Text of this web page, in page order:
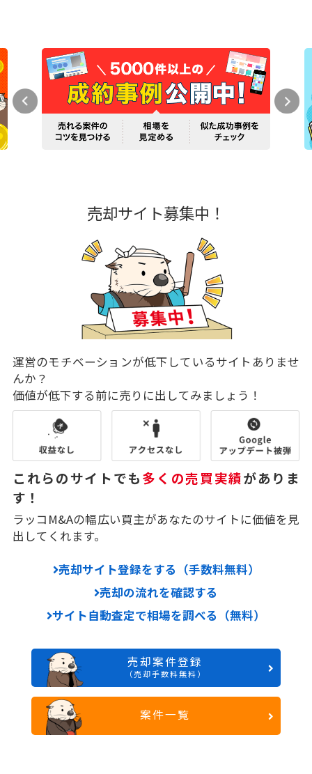
売却サイト募集中！
運営のモチベーションが低下しているサイトありませ
んか？
価値が低下する前に売りに出してみましょう！
これらのサイトでも多くの売買実績がありま
す！
ラッコM&Aの幅広い買主があなたのサイトに価値を見
出してくれます。
売却サイト登録をする（手数料無料）
売却の流れを確認する
サイト自動査定で相場を調べる（無料）
売却案件登録
（売却手数料無料）
案件一覧